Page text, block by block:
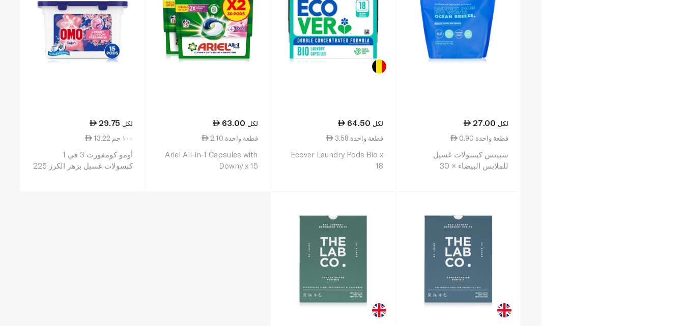
27.00 لكل
0.90 قطعة واحدة
سبينس كبسولات غسيل
للملابس البيضاء × 30
64.50 لكل
3.58 قطعة واحدة
Ecover Laundry Pods Bio x
18
63.00 لكل
2.10 قطعة واحدة
Ariel All-in-1 Capsules with
Downy x 15
29.75 لكل
13.22 ١٠٠ جم
أومو كومفورت 3 في 1
كبسولات غسيل بزهر الكرز 225